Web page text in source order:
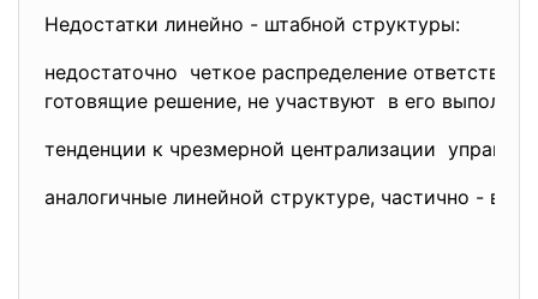
Недостатки линейно - штабной структуры:
недостаточно четкое распределение
готовящие решение, не участвуют в его
тенденции к чрезмерной централизации
аналогичные линейной структуре, частично - в